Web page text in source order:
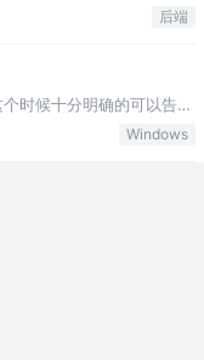
后端
时候十分明确的可以告诉
Windows